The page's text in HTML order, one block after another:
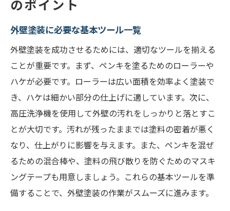
のポイント
外壁塗装に必要な基本ツール一覧
外壁塗装を成功させるためには、適切なツールを揃える
ことが重要です。まず、ペンキを塗るためのローラーや
ハケが必要です。ローラーは広い面積を効率よく塗装で
き、ハケは細かい部分の仕上げに適しています。次に、
高圧洗浄機を使用して外壁の汚れをしっかりと落とすこ
とが大切です。汚れが残ったままでは塗料の密着が悪く
なり、仕上がりに影響を与えます。また、ペンキを混ぜ
るための混合棒や、塗料の飛び散りを防ぐためのマスキ
ングテープも用意しましょう。これらの基本ツールを準
備することで、外壁塗装の作業がスムーズに進みます。